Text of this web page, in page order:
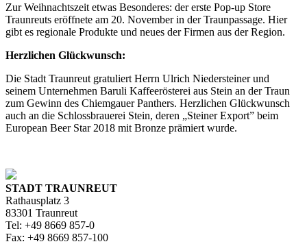
Zur Weihnachtszeit etwas Besonderes: der erste Pop-up Store
Traunreuts eröffnete am 20. November in der Traunpassage. Hier
gibt es regionale Produkte und neues der Firmen aus der Region.
Herzlichen Glückwunsch:
Die Stadt Traunreut gratuliert Herrn Ulrich Niedersteiner und
seinem Unternehmen Baruli Kaffeerösterei aus Stein an der Traun
zum Gewinn des Chiemgauer Panthers. Herzlichen Glückwunsch
auch an die Schlossbrauerei Stein, deren „Steiner Export” beim
European Beer Star 2018 mit Bronze prämiert wurde.
STADT TRAUNREUT
Rathausplatz 3
83301 Traunreut
Tel: +49 8669 857-0
Fax: +49 8669 857-100